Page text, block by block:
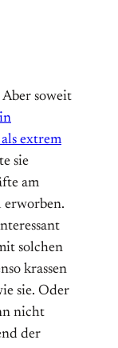
soweit
extrem
sie
am
erworben.
solchen
krassen
sie. Oder
nicht
der